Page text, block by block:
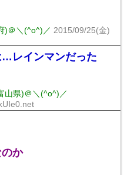
)＠＼(^o^)／ 2015/09/25(金)
…レインマンだった
山県)＠＼(^o^)／
か